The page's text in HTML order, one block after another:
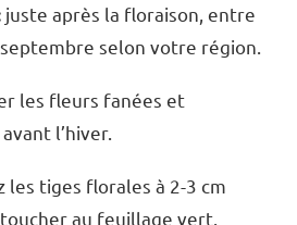
juste après la floraison, entre
selon votre région.
les fleurs fanées et
l’hiver.
les tiges florales à 2-3 cm
au feuillage vert.